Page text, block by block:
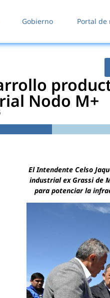
Gobierno Portal de
Nodo M+
El Intendente Celso
industrial ex Grassi de
para potenciar la